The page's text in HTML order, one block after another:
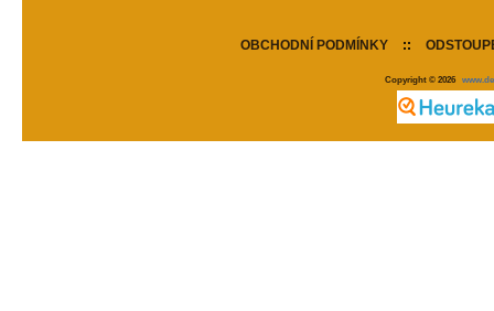
OBCHODNÍ PODMÍNKY ::
Copyright © 2026